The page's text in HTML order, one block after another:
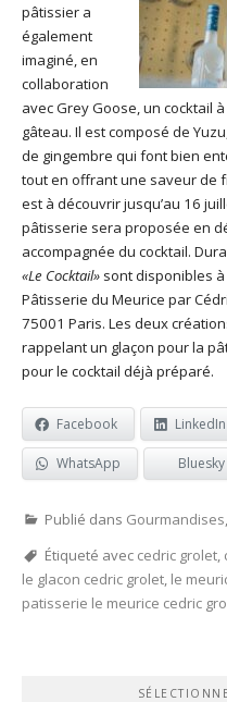
pâtissier a
également
imaginé, en
collaboration
avec Grey Goose, un cocktail
gâteau. Il est composé de
de gingembre qui font bien
tout en offrant une saveur de
est à découvrir jusqu’au 16
pâtisserie sera proposée en
accompagnée du cocktail.
«Le Cocktail» sont disponibles
Pâtisserie du Meurice par
75001 Paris. Les deux
rappelant un glaçon pour la
pour le cocktail déjà préparé.
Facebook LinkedIn
WhatsApp Bluesky
Publié dans Gourmandises
Étiqueté avec cedric grolet
le glacon cedric grolet le
patisserie le meurice cedric